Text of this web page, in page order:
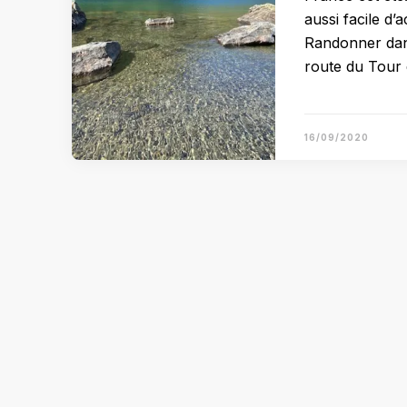
aussi facile
Randonner
route du
16/09/2020